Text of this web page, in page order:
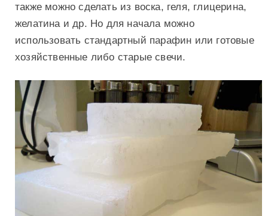
также можно сделать из воска, геля, глицерина,
желатина и др. Но для начала можно
использовать стандартный парафин или готовые
хозяйственные либо старые свечи.